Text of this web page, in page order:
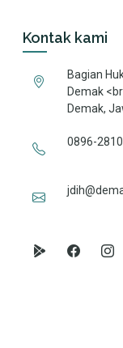
Kontak kami
Bagian
Demak
Demak,
0896-